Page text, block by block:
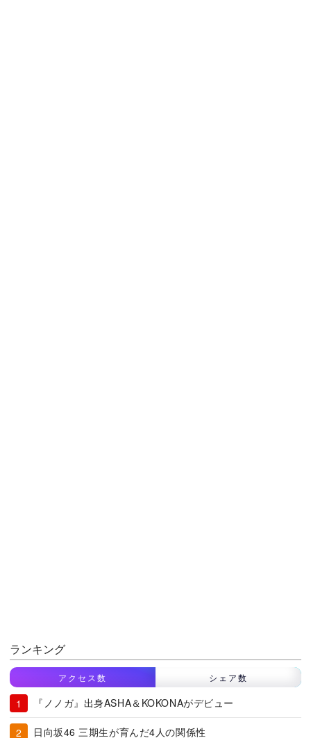
ランキング
アクセス数 シェア数
『ノノガ』出身ASHA＆KOKONAがデビュー
日向坂46 三期生が育んだ4人の関係性